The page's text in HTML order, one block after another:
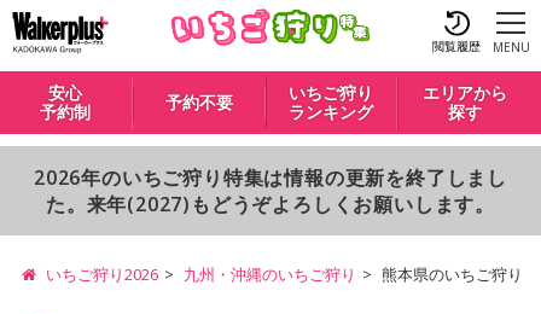
閲覧履歴 MENU
安心
予約制
予約不要
いちご狩り
ランキング
エリアから
探す
2026年のいちご狩り特集は情報の更新を終了しまし
た。来年(2027)もどうぞよろしくお願いします。
いちご狩り2026 九州・沖縄のいちご狩り 熊本県のいちご狩り